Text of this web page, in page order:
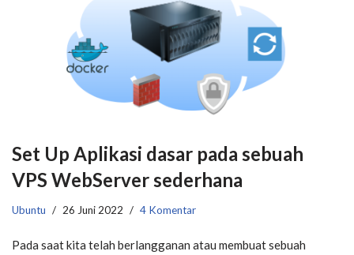
Set Up Aplikasi dasar pada sebuah
VPS WebServer sederhana
Ubuntu 26 Juni 2022 4 Komentar
Pada saat kita telah berlangganan atau membuat sebuah